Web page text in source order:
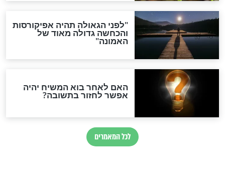
ואיראן: בלי שקיפות ועם הרבה
סימני שאלה
המסמך האבוד שנחשף
במרתפי מוסקבה: כתב היד
הנדיר של הרשב"ם התגלה